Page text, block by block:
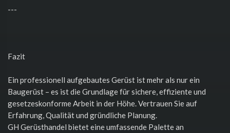
---
Fazit
Ein professionell aufgebautes Gerüst ist mehr als nur ein
Baugerüst – es ist die Grundlage für sichere, effiziente und
gesetzeskonforme Arbeit in der Höhe. Vertrauen Sie auf
Erfahrung, Qualität und gründliche Planung.
GH Gerüsthandel bietet eine umfassende Palette an